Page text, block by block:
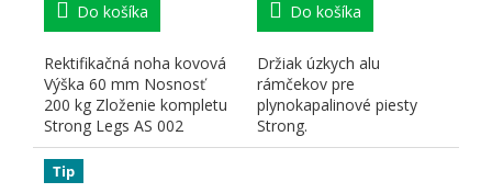
Do košíka
Rektifikačná noha kovová
Výška 60 mm Nosnosť
200 kg Zloženie kompletu
Strong Legs AS 002
Nastavovacia noha
Adaptér...
Do košíka
Držiak úzkych alu
rámčekov pre
plynokapalinové piesty
Strong.
Tip